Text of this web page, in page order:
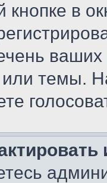
кнопке в
ваших
темы.